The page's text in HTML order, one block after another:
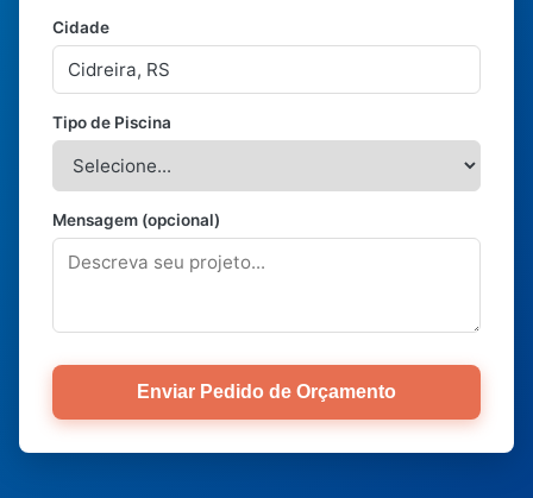
Cidade
Tipo de Piscina
Mensagem (opcional)
Enviar Pedido de Orçamento